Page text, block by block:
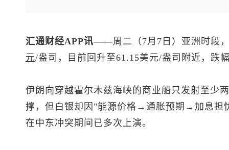
汇通财经APP讯——周二（7月7日）亚洲时段
元/盎司，目前回升至61.15美元/盎司附近，跌
伊朗向穿越霍尔木兹海峡的商业船只发射至少
撑，但白银却因"能源价格→通胀预期→加息
在中东冲突期间已多次上演。